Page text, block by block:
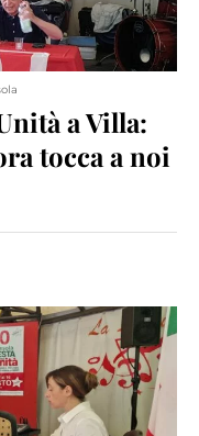
a Villa:
tocca a noi